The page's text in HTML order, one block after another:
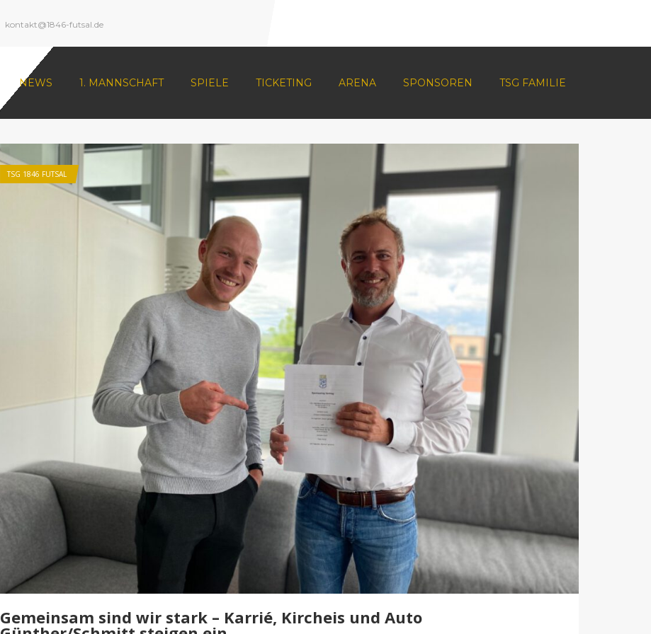
kontakt@1846-futsal.de
NEWS 1. MANNSCHAFT SPIELE TICKETING ARENA SPONSOREN TSG FAMILIE
TSG 1846 FUTSAL
Gemeinsam sind wir stark – Karrié, Kircheis und Auto